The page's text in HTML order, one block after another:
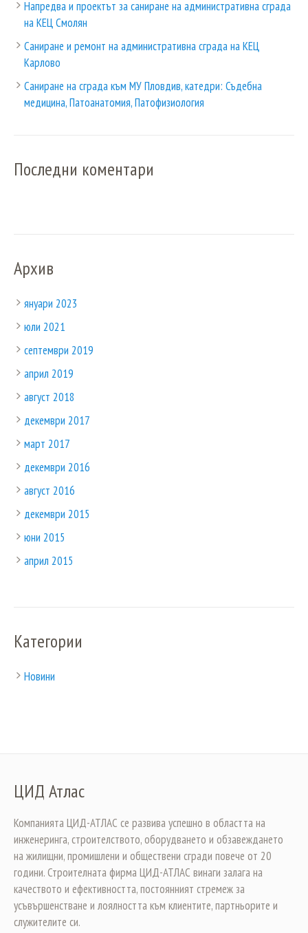
Напредва и проектът за саниране на административна сграда
на КЕЦ Смолян
Саниране и ремонт на административна сграда на КЕЦ
Карлово
Саниране на сграда към МУ Пловдив, катедри: Съдебна
медицина, Патоанатомия, Патофизиология
Последни коментари
Архив
януари 2023
юли 2021
септември 2019
април 2019
август 2018
декември 2017
март 2017
декември 2016
август 2016
декември 2015
юни 2015
април 2015
Категории
Новини
ЦИД Атлас
Компанията ЦИД-АТЛАС се развива успешно в областта на
инженеринга, строителството, оборудването и обзавеждането
на жилищни, промишлени и обществени сгради повече от 20
години. Строителната фирма ЦИД-АТЛАС винаги залага на
качеството и ефективността, постоянният стремеж за
усъвършенстване и лоялността към клиентите, партньорите и
служителите си.